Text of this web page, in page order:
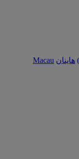
هاينان Macau